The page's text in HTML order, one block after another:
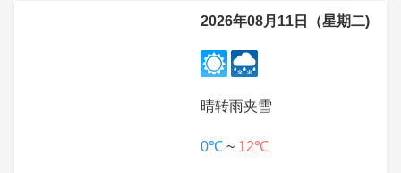
2026年08月11日（星期二)
晴转雨夹雪
0℃ ~ 12℃